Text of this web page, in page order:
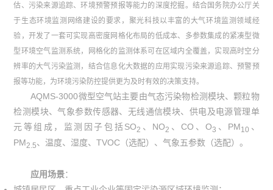
估、污染来源追踪、环境预警预报等能力的深度挖掘。结合国务院办公厅关
于生态环境监测网络建设的要求，聚光科技以丰富的大气环境监测领域经
验，开发了一套可实现高密度网格化布局的低成本、多参数集成的紧凑型微
型环境空气监测系统，网格化的监测体系可在区域内全覆盖，实现高时空分
辨率的大气污染监测，结合信息化大数据的应用实现污染来源追踪、预警预
报等功能，为环境污染防控提供更为及时有效的决策支持。
AQMS-3000微型空气站主要由气态污染物检测模块、颗粒物
检测模块、气象参数传感器、无线通信模块、供电及电源管理单
元等组成，监测因子包括SO2 、 NO2 、CO 、O3 、 PM10 、
PM2.5、温度、湿度、TVOC （选配）、气象五参数（选配）。
应用场景：